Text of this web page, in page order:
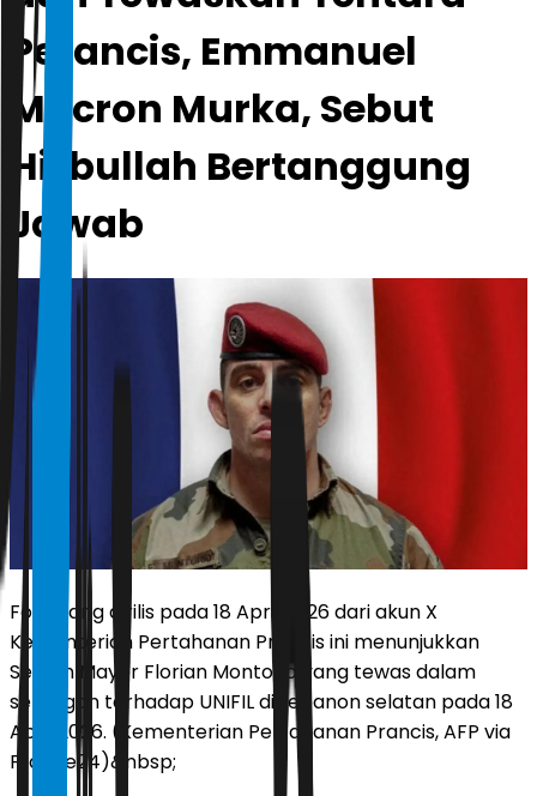
Perancis, Emmanuel
Macron Murka, Sebut
Hizbullah Bertanggung
Jawab
Foto yang dirilis pada 18 April 2026 dari akun X
Kementerian Pertahanan Prancis ini menunjukkan
Sersan Mayor Florian Montorio yang tewas dalam
serangan terhadap UNIFIL di Lebanon selatan pada 18
April 2026. (Kementerian Pertahanan Prancis, AFP via
France24)&nbsp;